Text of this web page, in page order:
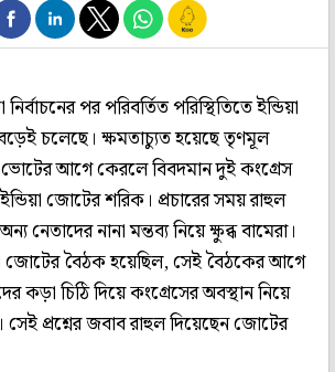
পর পরিবর্তিত পরিস্থিতিতে ইন্ডিয়া
চলেছে। ক্ষমতাচ্যুত হয়েছে তৃণমূল
আগে কেরলে বিবদমান দুই কংগ্রেস
জোটের শরিক। প্রচারের সময় রাহুল
নেতাদের নানা মন্তব্য নিয়ে ক্ষুব্ধ বামেরা।
জোটের বৈঠক হয়েছিল, সেই বৈঠকের আগে
কড়া চিঠি দিয়ে কংগ্রেসের অবস্থান নিয়ে
সেই প্রশ্নের জবাব রাহুল দিয়েছেন জোটের